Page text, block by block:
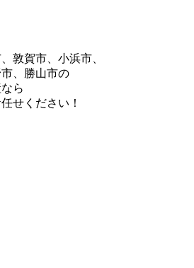
敦賀市、小浜市、
、勝山市の
ら
せください！